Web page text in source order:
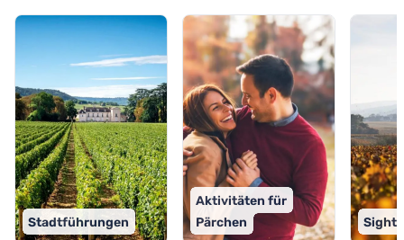
Stadtführungen
Aktivitäten für
Pärchen